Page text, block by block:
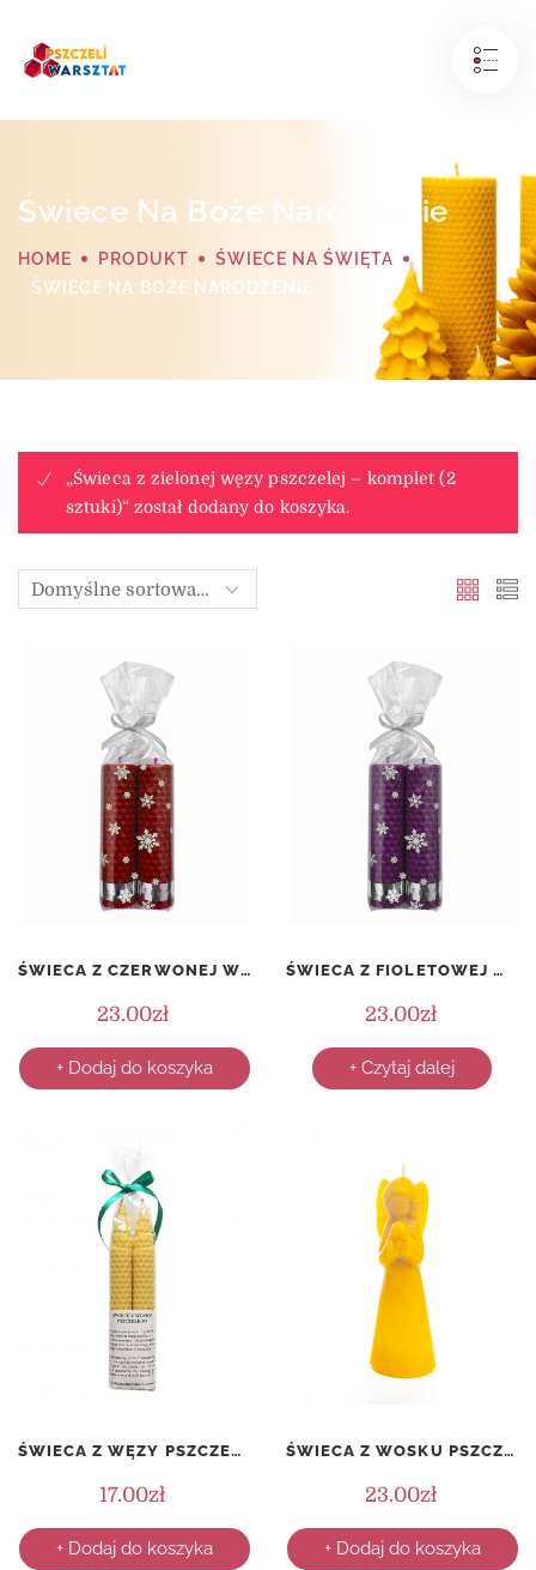
Świece Na Boże Narodzenie
HOME PRODUKT
ŚWIECE NA ŚWIĘTA
ŚWIECE NA BOŻE NARODZENIE
„Świeca z zielonej węzy pszczelej – komplet (2
sztuki)“ został dodany do koszyka.
ŚWIECA Z CZERWONEJ WĘZY PSZCZELEJ – KOMPLET (2 SZTUKI)
23.00zł
+ Dodaj do koszyka
ŚWIECA Z FIOLETOWEJ WĘZY PSZCZELEJ – KOMPLET (2 SZTUKI)
23.00zł
+ Czytaj dalej
ŚWIECA Z WĘZY PSZCZELEJ – STOŻEK 4 – KOMPLET (2 SZTUKI)
17.00zł
+ Dodaj do koszyka
ŚWIECA Z WOSKU PSZCZELEGO – ANIOŁ
23.00zł
+ Dodaj do koszyka